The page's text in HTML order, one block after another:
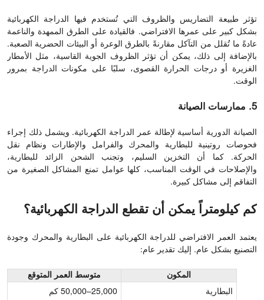
تؤثر طبيعة التضاريس والظروف التي تُستخدم فيها الدراجة الكهربائية
بشكل كبير على عمرها الافتراضي. فالقيادة على الطرق الممهدة والناعمة
عادةً ما تُقلل من التآكل مقارنةً بالطرق الوعرة أو البيئات الحضرية الصعبة.
بالإضافة إلى ذلك، يمكن أن تؤثر الظروف الجوية القاسية، مثل الأمطار
الغزيرة أو درجات الحرارة القصوى، سلبًا على مكونات الدراجة بمرور
الوقت.
5. ممارسات الصيانة
الصيانة الدورية أساسية لإطالة عمر الدراجة الكهربائية. ويشمل ذلك إجراء
فحوصات روتينية للبطارية والمحرك والفرامل والإطارات ونظام نقل
الحركة. كما أن التخزين السليم، وتجنب الشحن الزائد للبطارية،
والإصلاحات في الوقت المناسب، كلها عوامل تمنع المشاكل الصغيرة من
التفاقم إلى مشاكل كبيرة.
كم كيلومتراً يمكن أن تقطع الدراجة الكهربائية؟
يعتمد العمر الافتراضي للدراجة الكهربائية على البطارية والمحرك وجودة
التصنيع بشكل عام. إليك تقدير عام:
المكون متوسط ​​العمر المتوقع
البطارية 25,000–50,000 كم